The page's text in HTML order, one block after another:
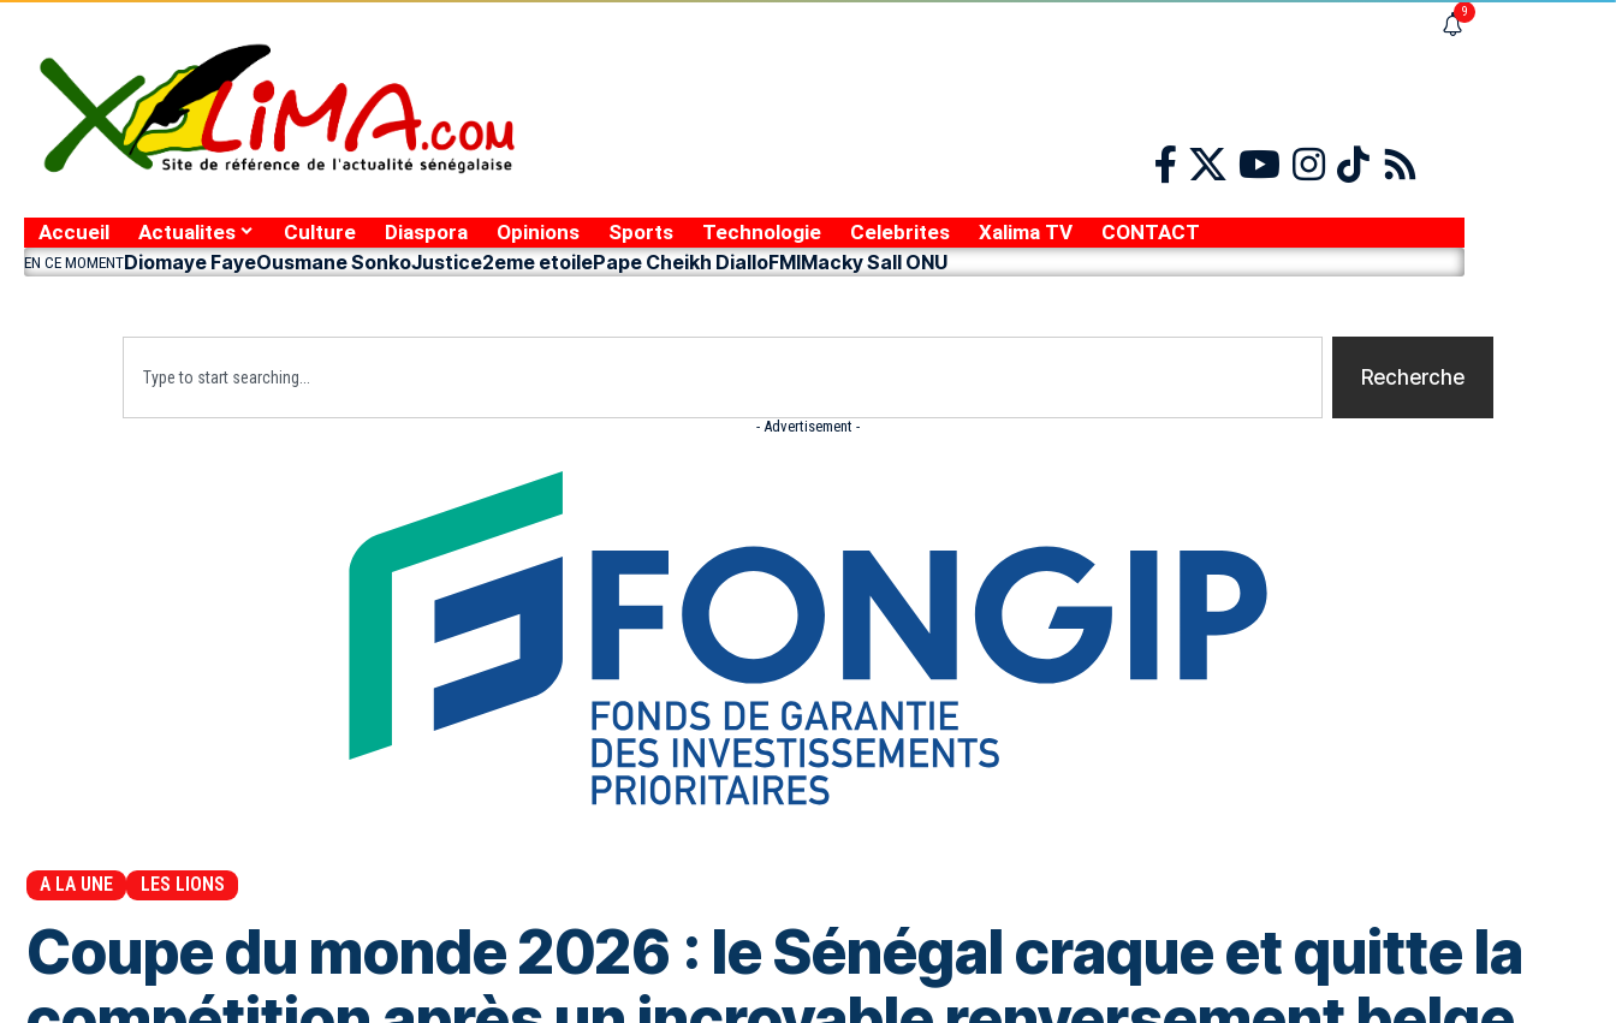
9
Accueil Actualites Culture Diaspora Opinions Sports Technologie Celebrites Xalima TV CONTACT
EN CE MOMENTDiomaye FayeOusmane SonkoJustice2eme etoilePape Cheikh DialloFMIMacky Sall ONU
Recherche
- Advertisement -
A LA UNE LES LIONS
Coupe du monde 2026 : le Sénégal craque et quitte la